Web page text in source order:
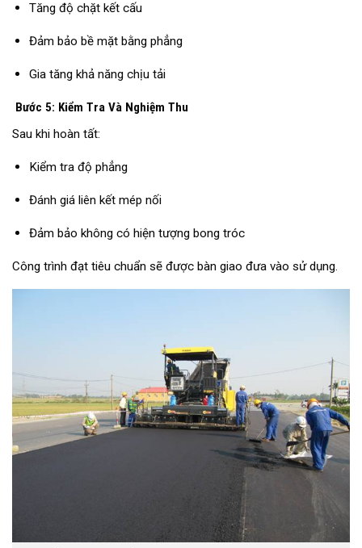
Tăng độ chặt kết cấu
Đảm bảo bề mặt bằng phẳng
Gia tăng khả năng chịu tải
Bước 5: Kiểm Tra Và Nghiệm Thu
Sau khi hoàn tất:
Kiểm tra độ phẳng
Đánh giá liên kết mép nối
Đảm bảo không có hiện tượng bong tróc
Công trình đạt tiêu chuẩn sẽ được bàn giao đưa vào sử dụng.